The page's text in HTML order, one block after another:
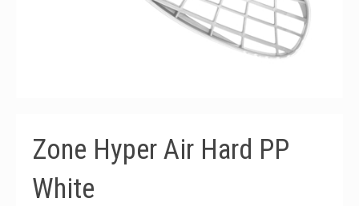
Zone Hyper Air Hard PP
White